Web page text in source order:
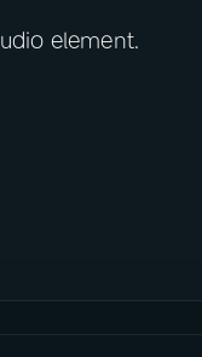
element.